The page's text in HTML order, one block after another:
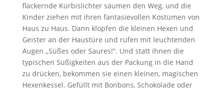
flackernde Kürbislichter säumen den Weg, und die
Kinder ziehen mit ihren fantasievollen Kostümen von
Haus zu Haus. Dann klopfen die kleinen Hexen und
Geister an der Haustüre und rufen mit leuchtenden
Augen „Süßes oder Saures!“. Und statt ihnen die
typischen Süßigkeiten aus der Packung in die Hand
zu drücken, bekommen sie einen kleinen, magischen
Hexenkessel. Gefüllt mit Bonbons, Schokolade oder